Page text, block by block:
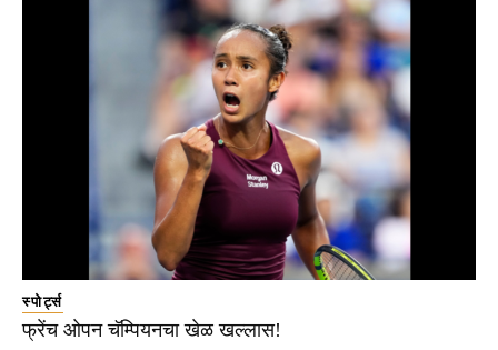
स्पोर्ट्स
फ्रेंच ओपन चॅम्पियनचा खेळ खल्लास!